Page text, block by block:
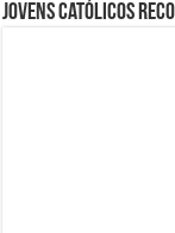
Jovens Católicos